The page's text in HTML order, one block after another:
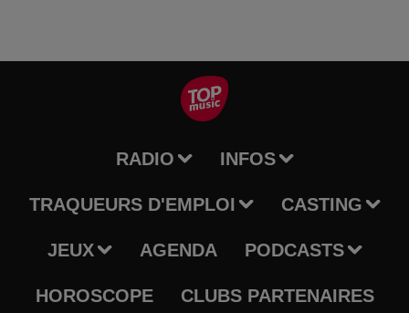
RADIO INFOS
TRAQUEURS D'EMPLOI CASTING
JEUX AGENDA PODCASTS
HOROSCOPE CLUBS PARTENAIRES